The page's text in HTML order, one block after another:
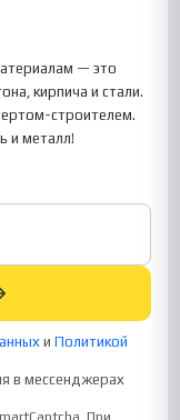
— это
кирпича и стали.
строителем.
и металл!
и Политикой
в мессенджерах
При